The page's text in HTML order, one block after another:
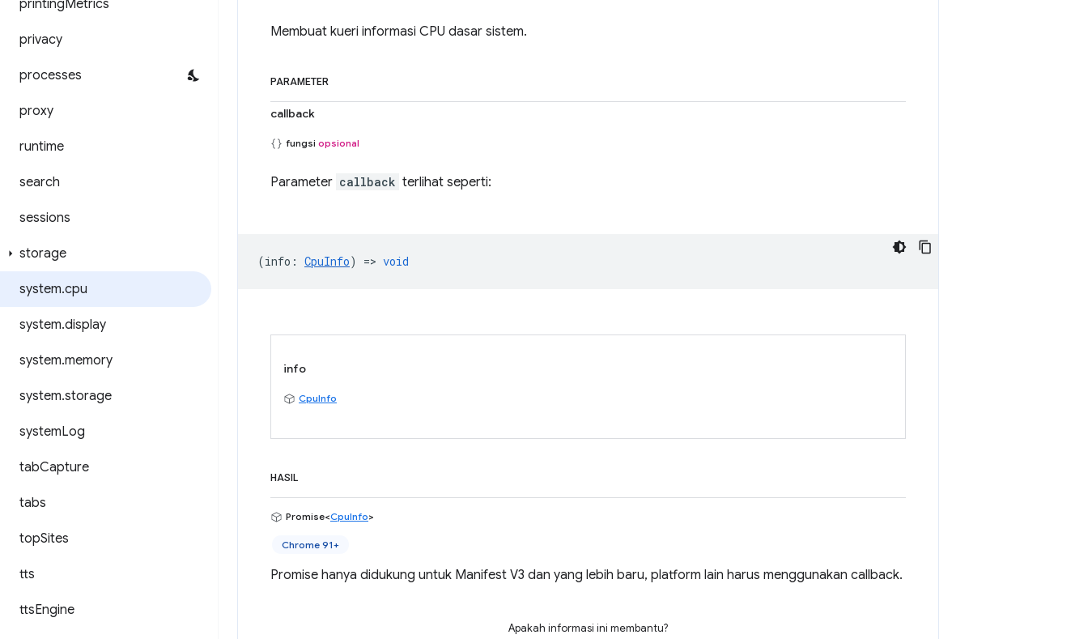
printingMetrics
privacy
processes
proxy
runtime
search
sessions
storage
system.cpu
system.display
system.memory
system.storage
systemLog
tabCapture
tabs
topSites
tts
ttsEngine
Membuat kueri informasi CPU dasar sistem.
PARAMETER
callback
fungsi opsional
Parameter callback terlihat seperti:
(info : CpuInfo) => void
info
CpuInfo
HASIL
Promise<CpuInfo>
Chrome 91+
Promise hanya didukung untuk Manifest V3 dan yang lebih baru, platform lain harus menggunakan callback.
Apakah informasi ini membantu?